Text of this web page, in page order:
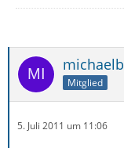
michaelb
Mitglied
5. Juli 2011 um 11:06